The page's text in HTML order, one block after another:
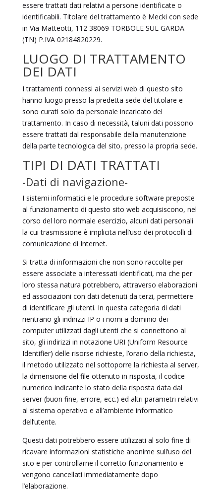
essere trattati dati relativi a persone identificate o
identificabili. Titolare del trattamento è Mecki con sede
in Via Matteotti, 112 38069 TORBOLE SUL GARDA
(TN) P.IVA 02184820229.
LUOGO DI TRATTAMENTO
DEI DATI
I trattamenti connessi ai servizi web di questo sito
hanno luogo presso la predetta sede del titolare e
sono curati solo da personale incaricato del
trattamento. In caso di necessità, taluni dati possono
essere trattati dal responsabile della manutenzione
della parte tecnologica del sito, presso la propria sede.
TIPI DI DATI TRATTATI
-Dati di navigazione-
I sistemi informatici e le procedure software preposte
al funzionamento di questo sito web acquisiscono, nel
corso del loro normale esercizio, alcuni dati personali
la cui trasmissione è implicita nell’uso dei protocolli di
comunicazione di Internet.
Si tratta di informazioni che non sono raccolte per
essere associate a interessati identificati, ma che per
loro stessa natura potrebbero, attraverso elaborazioni
ed associazioni con dati detenuti da terzi, permettere
di identificare gli utenti. In questa categoria di dati
rientrano gli indirizzi IP o i nomi a dominio dei
computer utilizzati dagli utenti che si connettono al
sito, gli indirizzi in notazione URI (Uniform Resource
Identifier) delle risorse richieste, l’orario della richiesta,
il metodo utilizzato nel sottoporre la richiesta al server,
la dimensione del file ottenuto in risposta, il codice
numerico indicante lo stato della risposta data dal
server (buon fine, errore, ecc.) ed altri parametri relativi
al sistema operativo e all’ambiente informatico
dell’utente.
Questi dati potrebbero essere utilizzati al solo fine di
ricavare informazioni statistiche anonime sull’uso del
sito e per controllarne il corretto funzionamento e
vengono cancellati immediatamente dopo
l’elaborazione.